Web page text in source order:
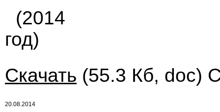
(2014
год)
Скачать (55.3 Кб, doc)
20.08.2014